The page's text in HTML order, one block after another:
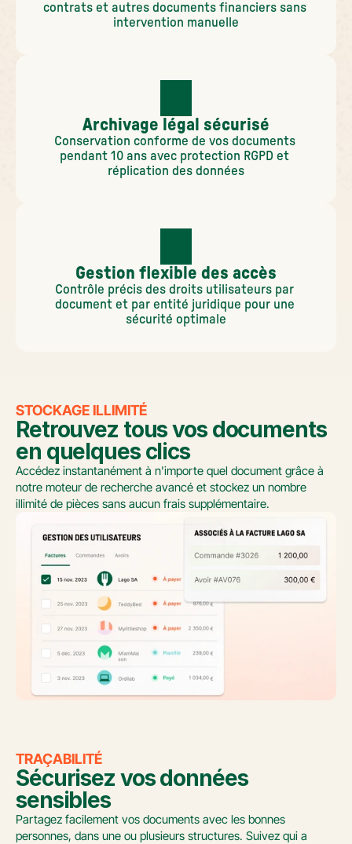
contrats et autres documents financiers sans
intervention manuelle
Archivage légal sécurisé
Conservation conforme de vos documents
pendant 10 ans avec protection RGPD et
réplication des données
Gestion flexible des accès
Contrôle précis des droits utilisateurs par
document et par entité juridique pour une
sécurité optimale
STOCKAGE ILLIMITÉ
Retrouvez tous vos documents
en quelques clics
Accédez instantanément à n'importe quel document grâce à
notre moteur de recherche avancé et stockez un nombre
illimité de pièces sans aucun frais supplémentaire.
TRAÇABILITÉ
Sécurisez vos données
sensibles
Partagez facilement vos documents avec les bonnes
personnes, dans une ou plusieurs structures. Suivez qui a